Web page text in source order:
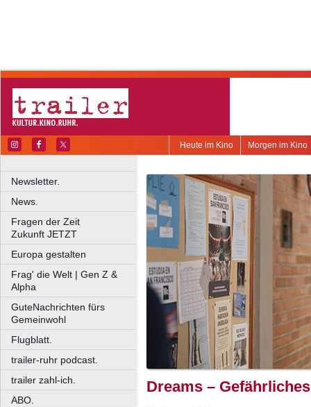
Morgen im Kino
Heute im Kino
Newsletter.
News.
Fragen der Zeit
Zukunft JETZT
Europa gestalten
Frag' die Welt | Gen Z &
Alpha
GuteNachrichten fürs
Gemeinwohl
Flugblatt.
trailer-ruhr podcast.
trailer zahl-ich.
ABO.
Dreams –